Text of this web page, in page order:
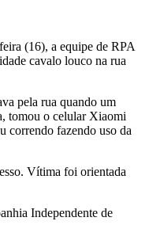
(16), a equipe de RPA
cavalo louco na rua
pela rua quando um
tomou o celular Xiaomi
correndo fazendo uso da
Vítima foi orientada
Independente de